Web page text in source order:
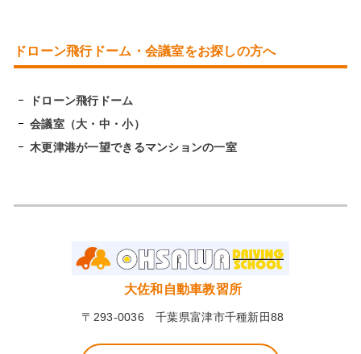
ドローン飛行ドーム・会議室をお探しの方へ
ドローン飛行ドーム
会議室（大・中・小）
木更津港が一望できるマンションの一室
大佐和自動車教習所
〒293-0036 千葉県富津市千種新田88